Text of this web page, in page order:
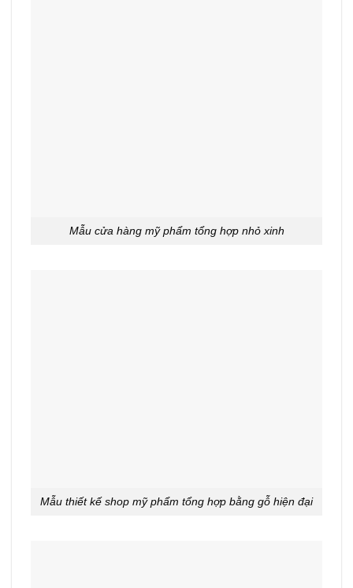
Mẫu cửa hàng mỹ phẩm tổng hợp nhỏ xinh
Mẫu thiết kế shop mỹ phẩm tổng hợp bằng gỗ hiện đại